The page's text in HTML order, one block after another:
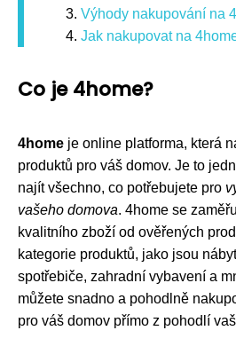
Výhody nakupování na
Jak nakupovat na
Co je 4home?
4home je online platforma, která
produktů pro váš domov. Je to
najít všechno, co potřebujete pro
vašeho domova. 4home se
kvalitního zboží od ověřených
kategorie produktů, jako jsou
spotřebiče, zahradní vybavení a
můžete snadno a pohodlně
pro váš domov přímo z pohodlí